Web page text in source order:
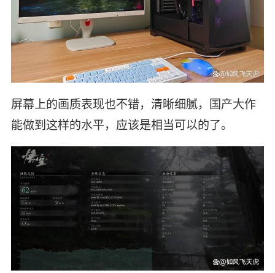
屏幕上的画质表现也不错，清晰细腻，国产大作
能做到这样的水平，应该是相当可以的了。